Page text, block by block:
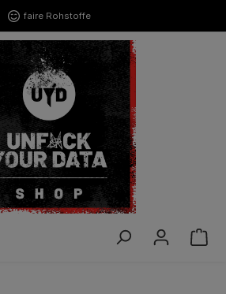
faire Rohstoffe